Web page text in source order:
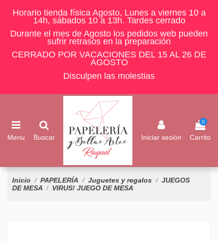
Horario tienda física Agosto, Lunes a viernes 10 a
14h, sábados 10 a 13h. Tardes cerrado
Durante el mes de Agosto los pedidos web pueden
sufrir retrasos en la preparación
CERRADO POR VACACIONES DEL 15 AL 26 DE
AGOSTO
Disculpen las molestias
Menu Buscar Iniciar sesión
0
Carrito
Inicio PAPELERÍA Juguetes y regalos
JUEGOS
DE MESA
VIRUS! JUEGO DE MESA